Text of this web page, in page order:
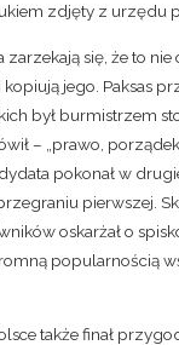
zdjęty z urzędu
zarzekają się, że to
jego. Paksas
był burmistrzem
– „prawo,
pokonał w
pierwszej.
oskarżał o
popularnością
także finał